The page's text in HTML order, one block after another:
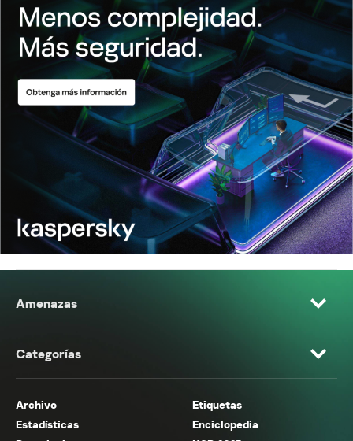
Amenazas
Categorías
Archivo
Etiquetas
Estadísticas
Enciclopedia